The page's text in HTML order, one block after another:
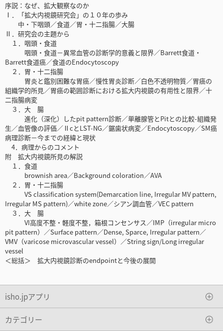
序説：なぜ、拡大観察なのか
Ⅰ．「拡大内視鏡研究会」の１０年の歩み
中・下咽頭／食道／胃・十二指腸／大腸
Ⅱ．研究会の主題から
１．咽頭・食道
咽頭・食道－異常血管の診断学的意義と限界／Barrett食道・
Barrett食道癌／食道のEndocytoscopy
２．胃・十二指腸
胃炎と鑑別困難な胃癌／慢性胃炎診断／白色不透明物質／胃癌の
組織学的所見／胃癌の範囲診断における拡大内視鏡の有用性と限界／十
二指腸病変
３．大 腸
進化（深化）したpit pattern診断／単離腺管とPitとの比較-組織発
生／血管像の評価／ⅡcとLST-NG／鋸歯状病変／Endocytoscopy／SM癌
病理診断－今までの経緯と現状
4．病理からのコメント
附 拡大内視鏡所見の解説
１．食道
brownish area／Background coloration／AVA
２．胃・十二指腸
VS classification system(Demarcation line, Irregular MV pattern,
Irregular MS pattern)／white zone／シアン調血管／VEC pattern
３．大 腸
VI高度不整・軽度不整，箱根コンセンサス／IMP（irregular micro
pit pattern）／Surface pattern／Dense, Sparce, Irregular pattern／
VMV（varicose microvascular vessel）／String sign/Long irregular
vessel
＜総括＞ 拡大内視鏡診断のendpointと今後の展開
isho.jpアプリ
カテゴリー